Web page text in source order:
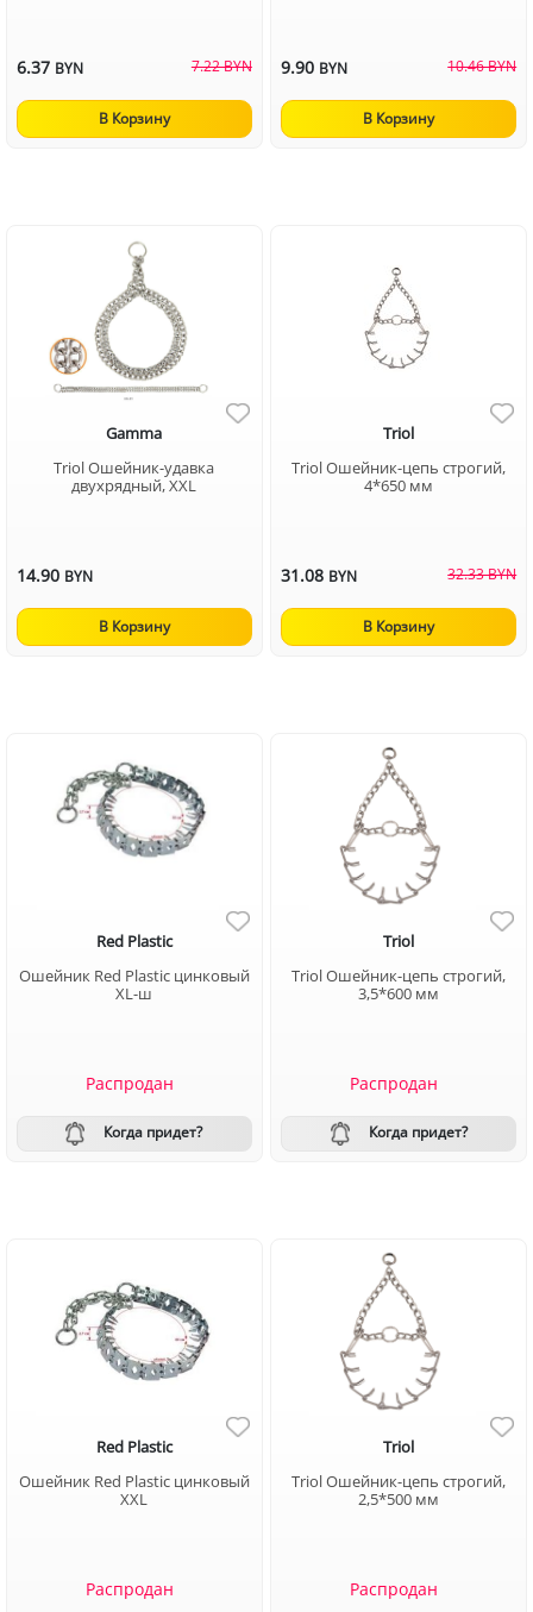
6.37 BYN 7.22 BYN
В Корзину
9.90 BYN 10.46 BYN
В Корзину
Gamma
Triol Ошейник-удавка
двухрядный, XXL
14.90 BYN
В Корзину
Triol
Triol Ошейник-цепь строгий,
4*650 мм
31.08 BYN 32.33 BYN
В Корзину
Red Plastic
Ошейник Red Plastic цинковый
XL-ш
Распродан
Когда придет?
Triol
Triol Ошейник-цепь строгий,
3,5*600 мм
Распродан
Когда придет?
Red Plastic
Ошейник Red Plastic цинковый
XXL
Распродан
Triol
Triol Ошейник-цепь строгий,
2,5*500 мм
Распродан